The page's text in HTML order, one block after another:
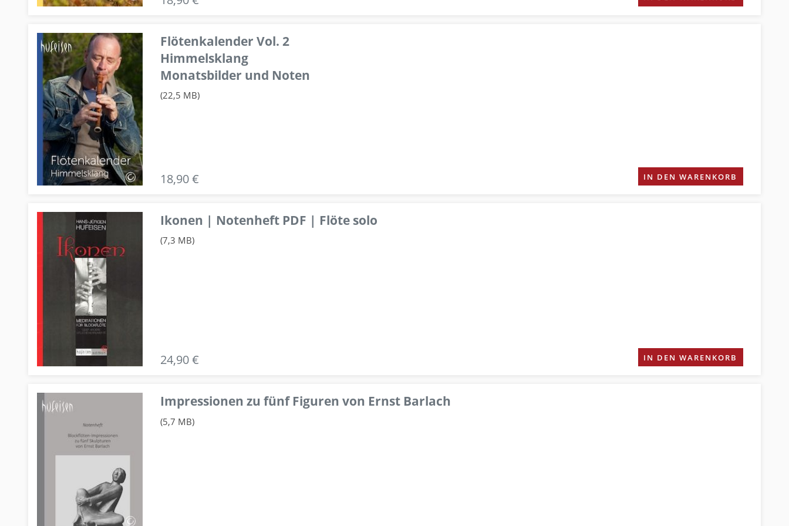
Flötenkalender Vol. 2
Himmelsklang
Monatsbilder und Noten
(22,5 MB)
18,90 € IN DEN WARENKORB
Ikonen | Notenheft PDF | Flöte solo
(7,3 MB)
24,90 € IN DEN WARENKORB
Impressionen zu fünf Figuren von Ernst Barlach
(5,7 MB)